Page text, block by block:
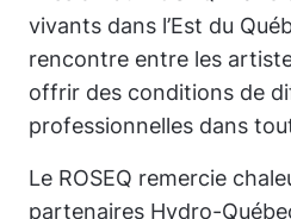
vivants dans l’Est du
rencontre entre les
offrir des conditions de
professionnelles dans
Le ROSEQ remercie
partenaires Hydro-